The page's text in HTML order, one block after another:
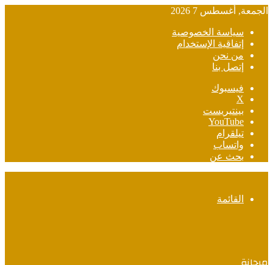
الجمعة, أغسطس 7 2026
سياسة الخصوصية
إتفاقية الإستخدام
من نحن
إتصل بنا
فيسبوك
‫X
بينتيريست
‫YouTube
تيلقرام
واتساب
بحث عن
القائمة